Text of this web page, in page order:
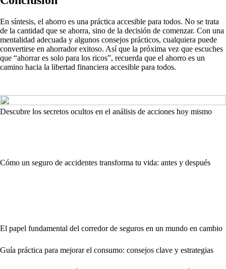
En síntesis, el ahorro es una práctica accesible para todos. No se trata
de la cantidad que se ahorra, sino de la decisión de comenzar. Con una
mentalidad adecuada y algunos consejos prácticos, cualquiera puede
convertirse en ahorrador exitoso. Así que la próxima vez que escuches
que “ahorrar es solo para los ricos”, recuerda que el ahorro es un
camino hacia la libertad financiera accesible para todos.
Descubre los secretos ocultos en el análisis de acciones hoy mismo
Cómo un seguro de accidentes transforma tu vida: antes y después
El papel fundamental del corredor de seguros en un mundo en cambio
Guía práctica para mejorar el consumo: consejos clave y estrategias